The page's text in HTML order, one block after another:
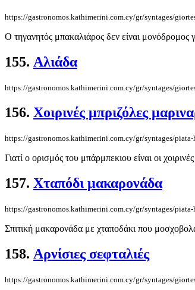
https://gastronomos.kathimerini.com.cy/gr/syntages/
Ο τηγανητός μπακαλιάρος δεν είναι μονόδρομος
155. Αλιάδα
https://gastronomos.kathimerini.com.cy/gr/syntages/
156. Χοιρινές μπριζόλες
https://gastronomos.kathimerini.com.cy/gr/syntages/piata-
Γιατί ο ορισμός του μπάρμπεκιου είναι οι
157. Χταπόδι μακαρονάδα
https://gastronomos.kathimerini.com.cy/gr/syntages/piata-
Σπιτική μακαρονάδα με χταποδάκι που
158. Αρνίσιες σεφταλιές
https://gastronomos.kathimerini.com.cy/gr/syntages/